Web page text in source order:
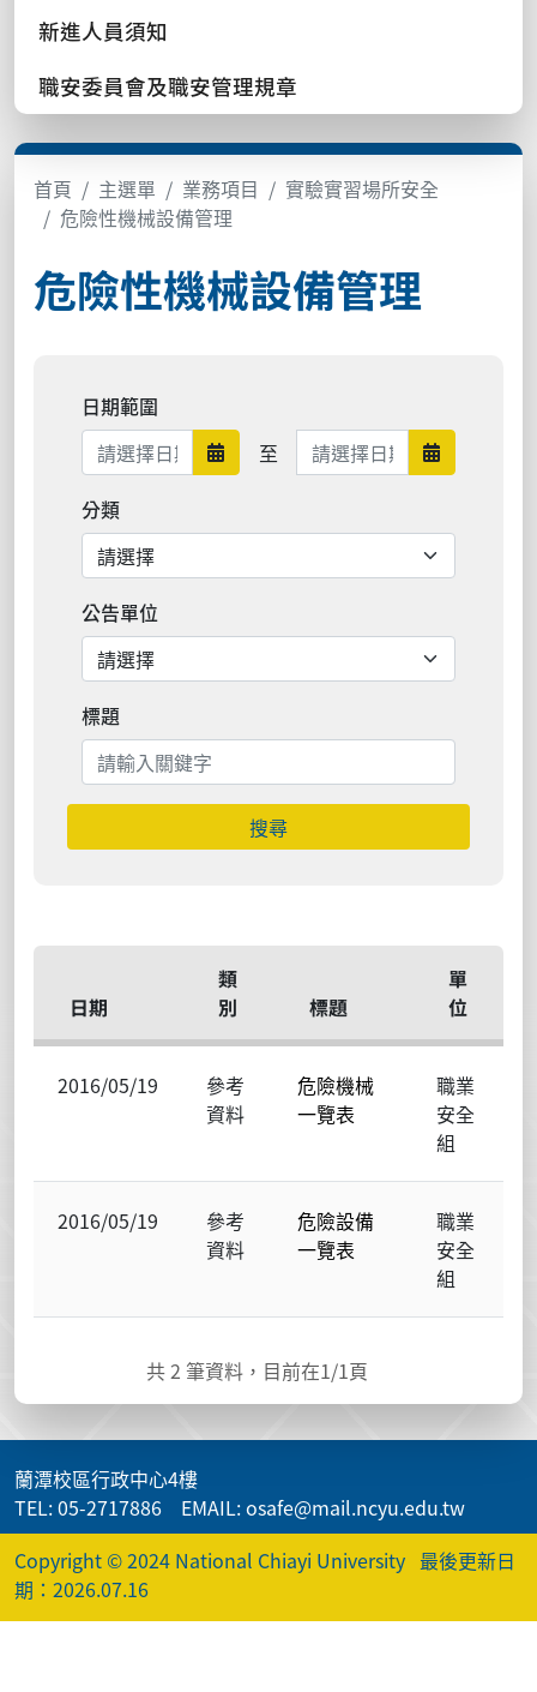
新進人員須知
職安委員會及職安管理規章
首頁 主選單 業務項目
實驗實習場所安全
危險性機械設備管理
危險性機械設備管理
日期範圍
日期範圍開始
至 日期範圍結束 日期範圍
分類
公告單位
標題
搜尋
日期
類
別
標題
單
位
2016/05/19
參考
資料
危險機械
一覽表
職業
安全
組
2016/05/19
參考
資料
危險設備
一覽表
職業
安全
組
共2 筆資料，目前在1/1頁
蘭潭校區行政中心4樓
TEL: 05-2717886 EMAIL: osafe@mail.ncyu.edu.tw
Copyright © 2024 National Chiayi University 最後更新日
期：2026.07.16